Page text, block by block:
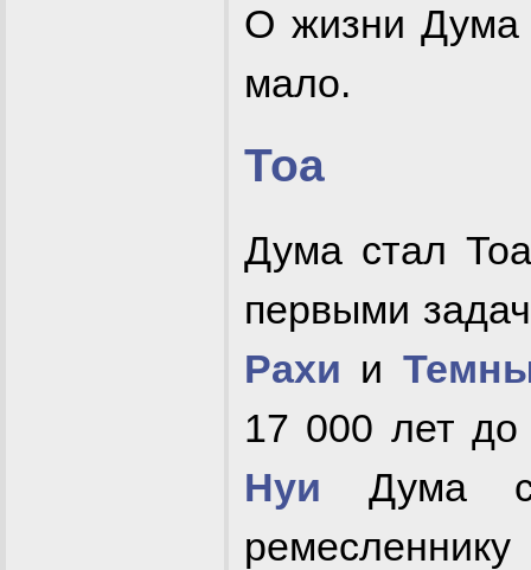
О жизни Дума
мало.
Тоа
Дума стал
первыми
Рахи и
17 000 лет
Нуи Дума